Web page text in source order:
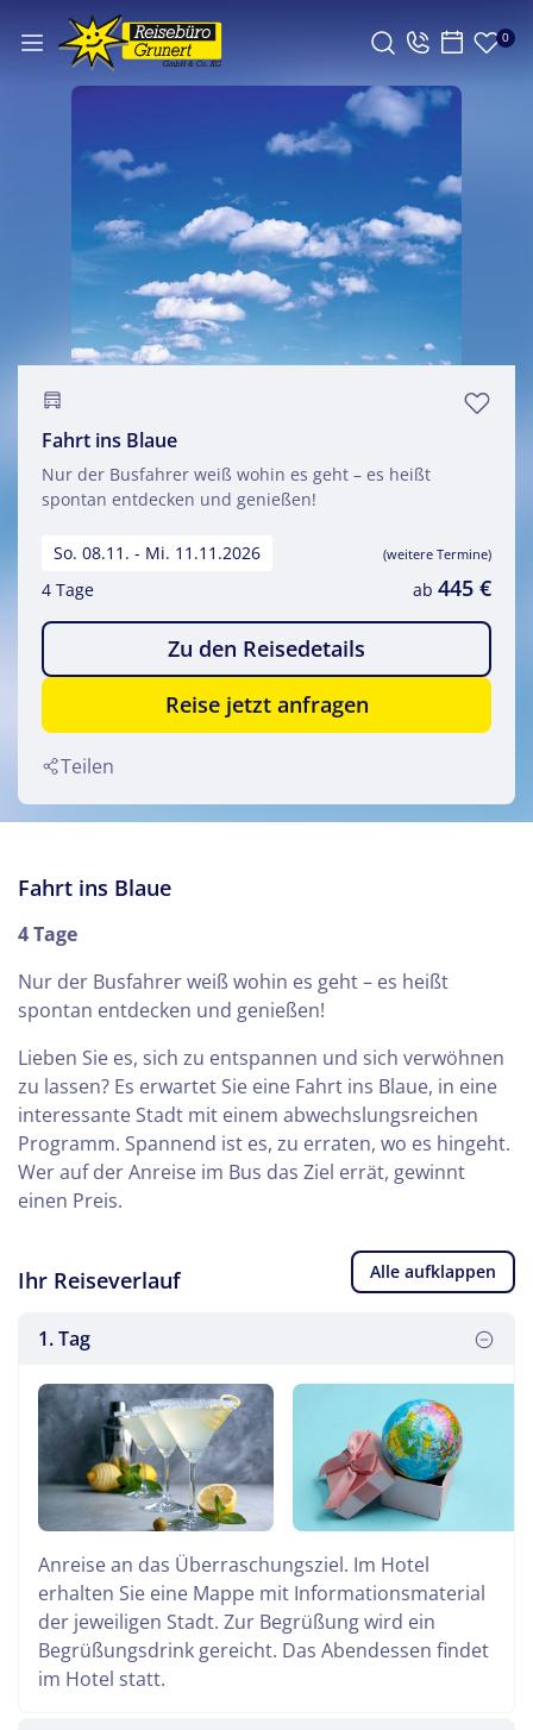
0
Fahrt ins Blaue
Nur der Busfahrer weiß wohin es geht – es heißt
spontan entdecken und genießen!
So. 08.11. - Mi. 11.11.2026 (weitere Termine)
4 Tage ab 445 €
Zu den Reisedetails
Reise jetzt anfragen
Teilen
Fahrt ins Blaue
4 Tage
Nur der Busfahrer weiß wohin es geht – es heißt
spontan entdecken und genießen!
Lieben Sie es, sich zu entspannen und sich verwöhnen
zu lassen? Es erwartet Sie eine Fahrt ins Blaue, in eine
interessante Stadt mit einem abwechslungsreichen
Programm. Spannend ist es, zu erraten, wo es hingeht.
Wer auf der Anreise im Bus das Ziel errät, gewinnt
einen Preis.
Ihr Reiseverlauf Alle aufklappen
1. Tag
Anreise an das Überraschungsziel. Im Hotel
erhalten Sie eine Mappe mit Informationsmaterial
der jeweiligen Stadt. Zur Begrüßung wird ein
Begrüßungsdrink gereicht. Das Abendessen findet
im Hotel statt.